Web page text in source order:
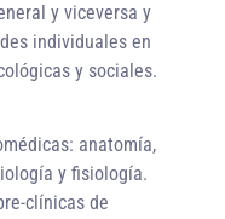
y viceversa y
individuales en
y sociales.
anatomía,
y fisiología.
clínicas de